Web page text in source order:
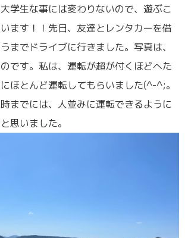
学生な事には変わりないので、遊ぶこ
ます！！先日、友達とレンタカーを借
までドライブに行きました。写真は、
です。私は、運転が超が付くほどへた
ほとんど運転してもらいました(^-^;。
までには、人並みに運転できるように
思いました。